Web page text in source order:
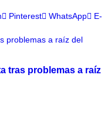
Pinterest WhatsApp
E-
tras problemas a raíz